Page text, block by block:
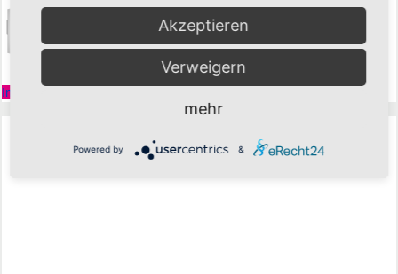
Infos & Anfragen
Akzeptieren
Verweigern
mehr
Powered by &